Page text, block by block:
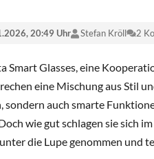
20:49 Uhr Stefan Kröll 2
Smart Glasses, eine
eine Mischung aus Stil
sondern auch smarte
wie gut schlagen sie sich
die Lupe genommen und